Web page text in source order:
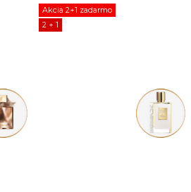
Akcia 2+1 zadarmo
2 + 1